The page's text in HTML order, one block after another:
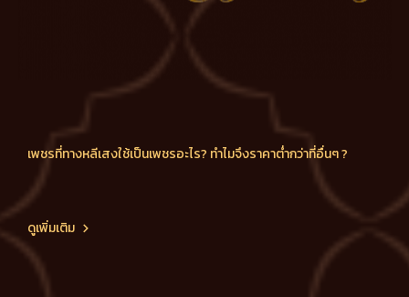
เพชรที่ทางหลีเสงใช้เป็นเพชรอะไร? ทำไมจึงราคาต่ำกว่าที่อื่นๆ ?
ดูเพิ่มเติม